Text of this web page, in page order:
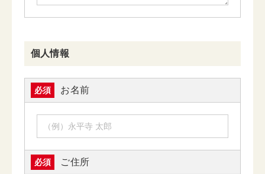
個人情報
必須 お名前
必須 ご住所